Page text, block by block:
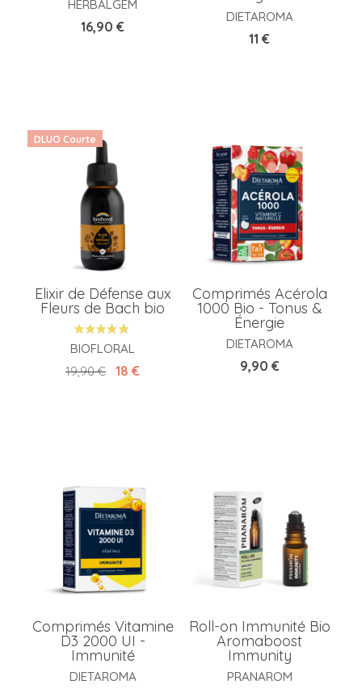
HERBALGEM
Prix
16,90 €
DIETAROMA
Prix
11 €
DLUO Courte
Elixir de Défense aux
Fleurs de Bach bio
BIOFLORAL
Prix de base
19,90 € Prix
18 €
Comprimés Acérola
1000 Bio - Tonus &
Énergie
DIETAROMA
Prix
9,90 €
Comprimés Vitamine
D3 2000 UI -
Immunité
DIETAROMA
Roll-on Immunité Bio
Aromaboost
Immunity
PRANAROM